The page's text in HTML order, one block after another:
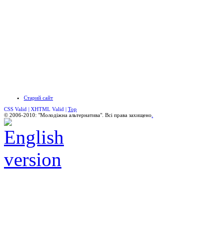
Старий сайт
CSS Valid | XHTML Valid | Top
© 2006-2010: "Молодіжна альтернатива". Всі права захищено